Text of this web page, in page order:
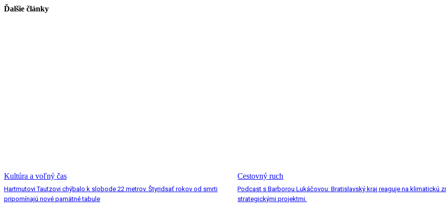
Ďalšie články
Kultúra a voľný čas
Hartmutovi Tautzovi chýbalo k slobode 22 metrov. Štyridsať rokov od smrti
pripomínajú nové pamätné tabule
Cestovný ruch
Podcast s Barborou Lukáčovou: Bratislavský kraj reaguje na klimatickú
strategickými projektmi.